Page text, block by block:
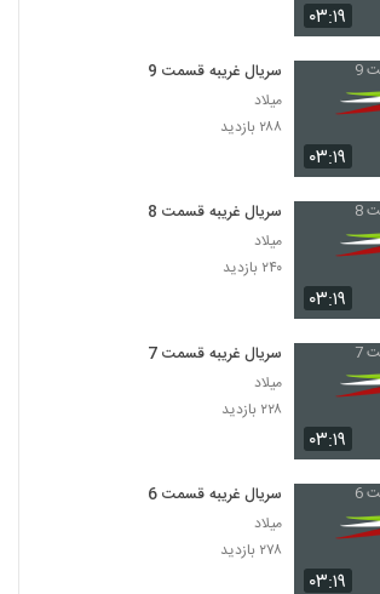
۰۳:۱۹
۰۳:۱۹
سریال غریبه قسمت 9
میلاد
۲۸۸ بازدید
۰۳:۱۹
سریال غریبه قسمت 8
میلاد
۲۴۰ بازدید
۰۳:۱۹
سریال غریبه قسمت 7
میلاد
۲۲۸ بازدید
۰۳:۱۹
سریال غریبه قسمت 6
میلاد
۲۷۸ بازدید